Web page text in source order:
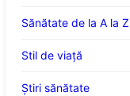
Sănătate de la A la Z
Stil de viaţă
Ştiri sănătate